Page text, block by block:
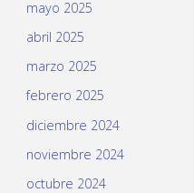
mayo 2025
abril 2025
marzo 2025
febrero 2025
diciembre 2024
noviembre 2024
octubre 2024